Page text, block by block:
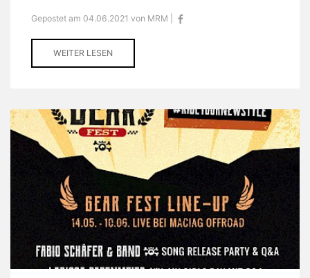
Gepostet am 04.06.2021 von MRM |
WEITER LESEN